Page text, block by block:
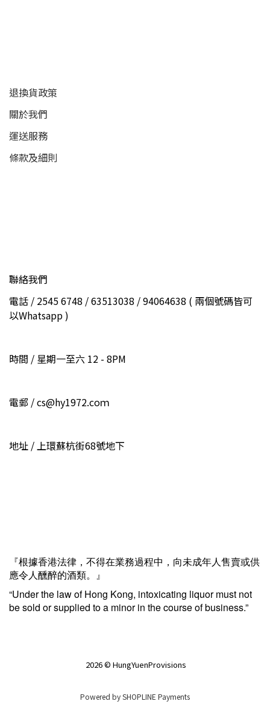
退換貨政策
關於我們
運送服務
條款及細則
聯絡我們
電話 / 2545 6748 / 63513038 / 94064638 ( 兩個號碼皆可
以Whatsapp )
時間 / 星期一至六 12 - 8PM
電郵 / cs@hy1972.coｍ
地址 / 上環蘇杭街68號地下
『根據香港法律，不得在業務過程中，向未成年人售賣或供
應令人醺醉的酒類。』
“Under the law of Hong Kong, intoxicating liquor must not
be sold or supplied to a minor in the course of business.”
2026 © HungYuenProvisions
Powered bySHOPLINE Payments